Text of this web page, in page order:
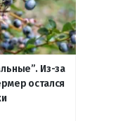
Из-за
остался